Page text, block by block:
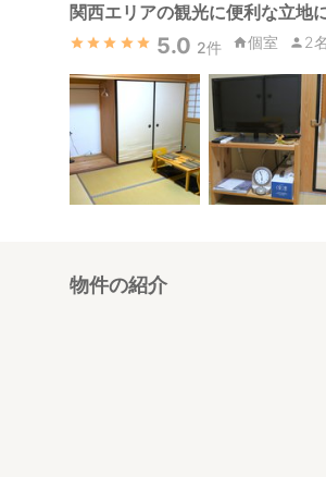
関西エリアの観光に便利な立地
5.0 2件 個室 2名
物件の紹介